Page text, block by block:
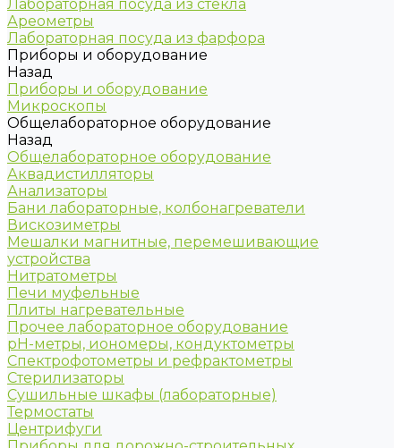
Лабораторная посуда из стекла
Ареометры
Лабораторная посуда из фарфора
Приборы и оборудование
Назад
Приборы и оборудование
Микроскопы
Общелабораторное оборудование
Назад
Общелабораторное оборудование
Аквадистилляторы
Анализаторы
Бани лабораторные, колбонагреватели
Вискозиметры
Мешалки магнитные, перемешивающие
устройства
Нитратометры
Печи муфельные
Плиты нагревательные
Прочее лабораторное оборудование
рН-метры, иономеры, кондуктометры
Спектрофотометры и рефрактометры
Стерилизаторы
Сушильные шкафы (лабораторные)
Термостаты
Центрифуги